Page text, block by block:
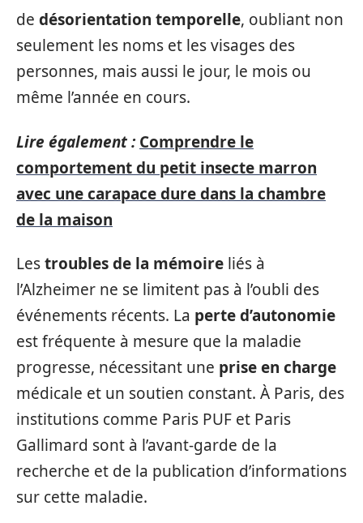
de désorientation temporelle, oubliant non
seulement les noms et les visages des
personnes, mais aussi le jour, le mois ou
même l’année en cours.
Lire également : Comprendre le
comportement du petit insecte marron
avec une carapace dure dans la chambre
de la maison
Lestroubles de la mémoire liés à
l’Alzheimer ne se limitent pas à l’oubli des
événements récents. La perte d’autonomie
est fréquente à mesure que la maladie
progresse, nécessitant une prise en charge
médicale et un soutien constant. À Paris, des
institutions comme Paris PUF et Paris
Gallimard sont à l’avant-garde de la
recherche et de la publication d’informations
sur cette maladie.